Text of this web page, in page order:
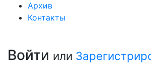
Архив
Контакты
Войти или